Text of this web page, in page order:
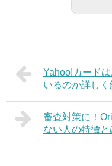
Yahoo!カード
いるのか詳しく
審査対策に！
ない人の特徴と